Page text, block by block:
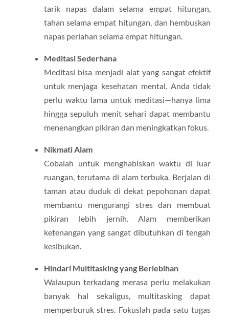
tarik napas dalam selama empat hitungan,
tahan selama empat hitungan, dan hembuskan
napas perlahan selama empat hitungan.
Meditasi Sederhana
Meditasi bisa menjadi alat yang sangat efektif
untuk menjaga kesehatan mental. Anda tidak
perlu waktu lama untuk meditasi—hanya lima
hingga sepuluh menit sehari dapat membantu
menenangkan pikiran dan meningkatkan fokus.
Nikmati Alam
Cobalah untuk menghabiskan waktu di luar
ruangan, terutama di alam terbuka. Berjalan di
taman atau duduk di dekat pepohonan dapat
membantu mengurangi stres dan membuat
pikiran lebih jernih. Alam memberikan
ketenangan yang sangat dibutuhkan di tengah
kesibukan.
Hindari Multitasking yang Berlebihan
Walaupun terkadang merasa perlu melakukan
banyak hal sekaligus, multitasking dapat
memperburuk stres. Fokuslah pada satu tugas